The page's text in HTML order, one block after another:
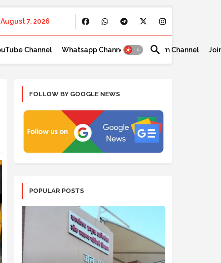
August 7, 2026
Channel Whatsapp Channel Telegram Channel
FOLLOW BY GOOGLE NEWS
POPULAR POSTS